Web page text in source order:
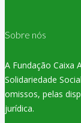
Sobre nós
A Fundação Caixa
Solidariedade
omissos, pelas
jurídica.